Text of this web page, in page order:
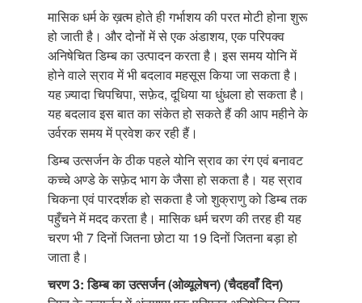
मासिक धर्म के ख़त्म होते ही गर्भाशय की परत मोटी होना शुरू
हो जाती है। और दोनों में से एक अंडाशय, एक परिपक्व
अनिषेचित डिम्ब का उत्पादन करता है। इस समय योनि में
होने वाले स्राव में भी बदलाव महसूस किया जा सकता है।
यह ज़्यादा चिपचिपा, सफ़ेद, दूधिया या धुंधला हो सकता है।
यह बदलाव इस बात का संकेत हो सकते हैं की आप महीने के
उर्वरक समय में प्रवेश कर रही हैं।
डिम्ब उत्सर्जन के ठीक पहले योनि स्राव का रंग एवं बनावट
कच्चे अण्डे के सफ़ेद भाग के जैसा हो सकता है। यह स्राव
चिकना एवं पारदर्शक हो सकता है जो शुक्राणु को डिम्ब तक
पहुँचने में मदद करता है। मासिक धर्म चरण की तरह ही यह
चरण भी 7 दिनों जितना छोटा या 19 दिनों जितना बड़ा हो
जाता है।
चरण 3: डिम्ब का उत्सर्जन (ओव्यूलेषन) (चैदहवाँ दिन)